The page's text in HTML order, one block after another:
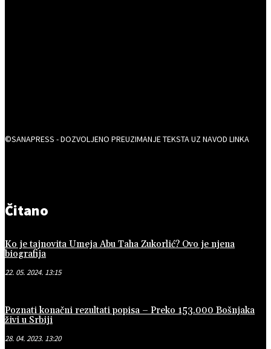
©SANAPRESS - DOZVOLJENO PREUZIMANJE TEKSTA UZ NAVOD LINKA
Čitano
Ko je tajnovita Umeja Abu Taha Zukorlić? Ovo je njena
biografija
22. 05. 2024. 13:15
Poznati konačni rezultati popisa – Preko 153.000 Bošnjaka
živi u Srbiji
28. 04. 2023. 13:20